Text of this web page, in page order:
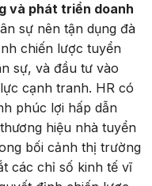
và phát triển doanh
sự nên tận dụng đà
chiến lược tuyển
sự, và đầu tư vào
cạnh tranh. HR có
phúc lợi hấp dẫn
hiệu nhà tuyển
bối cảnh thị trường
các chỉ số kinh tế vĩ